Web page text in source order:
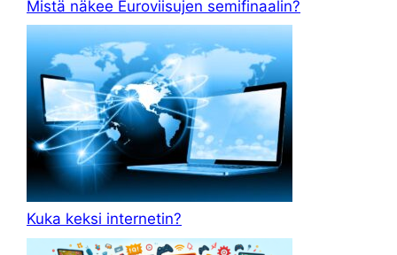
Mistä näkee Euroviisujen semifinaalin?
Kuka keksi internetin?